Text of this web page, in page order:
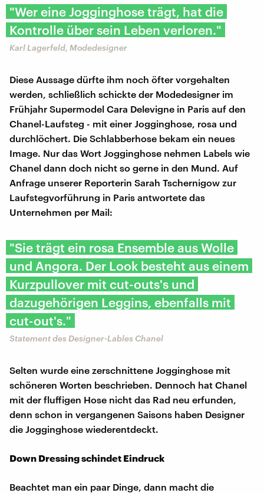
"Wer eine Jogginghose trägt, hat die
Kontrolle über sein Leben verloren."
Karl Lagerfeld, Modedesigner
Diese Aussage dürfte ihm noch öfter vorgehalten
werden, schließlich schickte der Modedesigner im
Frühjahr Supermodel Cara Delevigne in Paris auf den
Chanel-Laufsteg - mit einer Jogginghose, rosa und
durchlöchert. Die Schlabberhose bekam ein neues
Image. Nur das Wort Jogginghose nehmen Labels wie
Chanel dann doch nicht so gerne in den Mund. Auf
Anfrage unserer Reporterin Sarah Tschernigow zur
Laufstegvorführung in Paris antwortete das
Unternehmen per Mail:
"Sie trägt ein rosa Ensemble aus Wolle
und Angora. Der Look besteht aus einem
Kurzpullover mit cut-outs's und
dazugehörigen Leggins, ebenfalls mit
cut-out's."
Statement des Designer-Lables Chanel
Selten wurde eine zerschnittene Jogginghose mit
schöneren Worten beschrieben. Dennoch hat Chanel
mit der fluffigen Hose nicht das Rad neu erfunden,
denn schon in vergangenen Saisons haben Designer
die Jogginghose wiederentdeckt.
Down Dressing schindet Eindruck
Beachtet man ein paar Dinge, dann macht die